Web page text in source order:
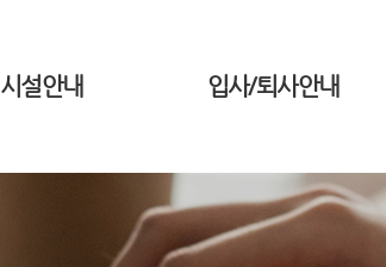
시설안내 입사/퇴사안내